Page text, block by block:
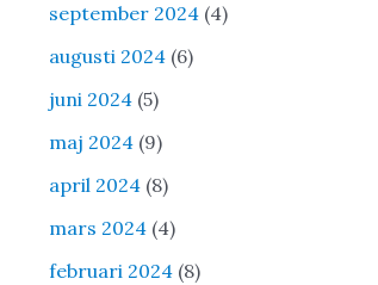
september 2024 (4)
augusti 2024 (6)
juni 2024 (5)
maj 2024 (9)
april 2024 (8)
mars 2024 (4)
februari 2024 (8)